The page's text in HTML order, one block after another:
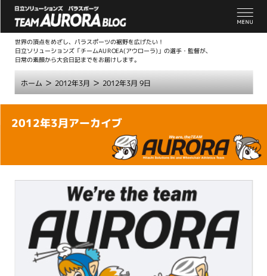
世界の頂点をめざし、パラスポーツの裾野を広げたい！
日立ソリューションズ「チームAUROEA(アウローラ)」の選手・監督が、
日常の素顔から大会日記までをお届けします。
ホーム> 2012年3月 > 2012年3月 9日
本
2012年3月アーカイブ